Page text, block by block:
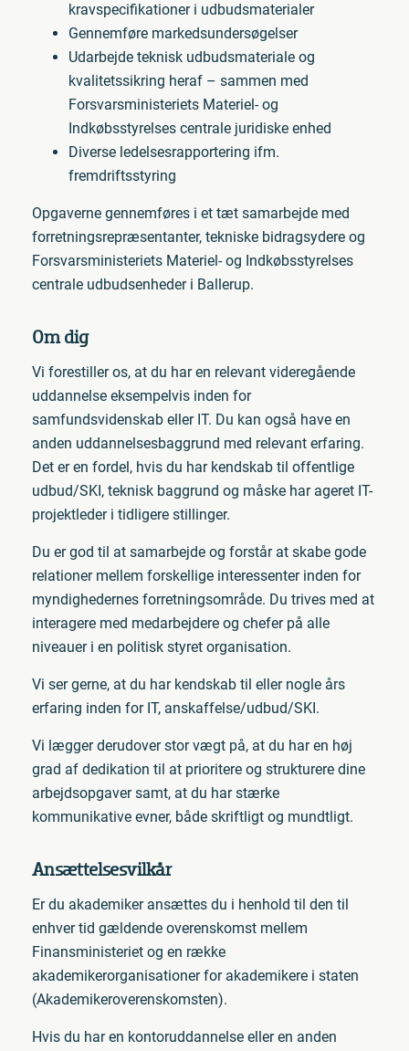
kravspecifikationer i udbudsmaterialer
Gennemføre markedsundersøgelser
Udarbejde teknisk udbudsmateriale og
kvalitetssikring heraf – sammen med
Forsvarsministeriets Materiel- og
Indkøbsstyrelses centrale juridiske enhed
Diverse ledelsesrapportering ifm.
fremdriftsstyring
Opgaverne gennemføres i et tæt samarbejde med
forretningsrepræsentanter, tekniske bidragsydere og
Forsvarsministeriets Materiel- og Indkøbsstyrelses
centrale udbudsenheder i Ballerup.
Om dig
Vi forestiller os, at du har en relevant videregående
uddannelse eksempelvis inden for
samfundsvidenskab eller IT. Du kan også have en
anden uddannelsesbaggrund med relevant erfaring.
Det er en fordel, hvis du har kendskab til offentlige
udbud/SKI, teknisk baggrund og måske har ageret IT-
projektleder i tidligere stillinger.
Du er god til at samarbejde og forstår at skabe gode
relationer mellem forskellige interessenter inden for
myndighedernes forretningsområde. Du trives med at
interagere med medarbejdere og chefer på alle
niveauer i en politisk styret organisation.
Vi ser gerne, at du har kendskab til eller nogle års
erfaring inden for IT, anskaffelse/udbud/SKI.
Vi lægger derudover stor vægt på, at du har en høj
grad af dedikation til at prioritere og strukturere dine
arbejdsopgaver samt, at du har stærke
kommunikative evner, både skriftligt og mundtligt.
Ansættelsesvilkår
Er du akademiker ansættes du i henhold til den til
enhver tid gældende overenskomst mellem
Finansministeriet og en række
akademikerorganisationer for akademikere i staten
(Akademikeroverenskomsten).
Hvis du har en kontoruddannelse eller en anden